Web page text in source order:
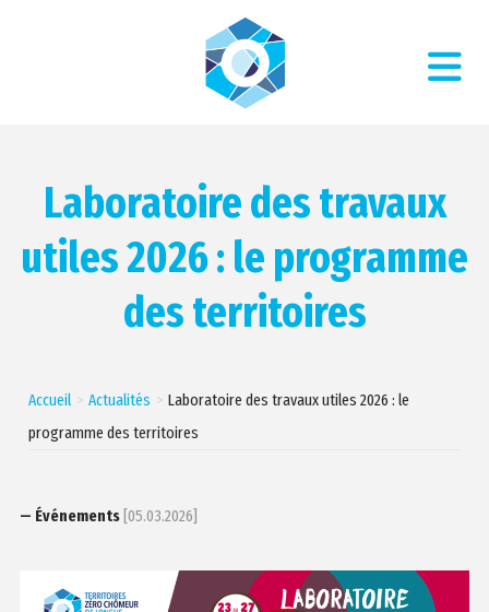
Laboratoire des travaux
utiles 2026 : le programme
des territoires
Accueil Actualités
Laboratoire des travaux utiles 2026 : le
programme des territoires
— Événements[05.03.2026]